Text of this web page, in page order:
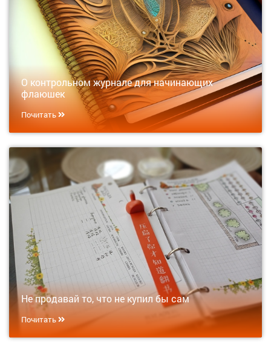
О контрольном журнале для начинающих
флаюшек
Почитать
Не продавай то, что не купил бы сам
Почитать